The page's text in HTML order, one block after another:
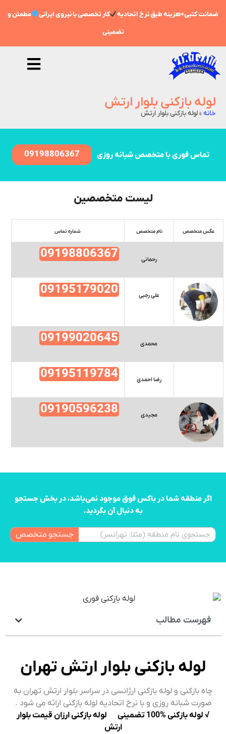
ضمانت کتبی+هزینه طبق نرخ اتحادیه کار تخصصی با نیروی ایرانی مطمئن و
تضمینی
لوله بازکنی بلوار ارتش
خانه»لوله بازکنی بلوار ارتش
تماس فوری با متخصص شبانه روزی 09198806367
لیست متخصصین
عکس متخصص نام متخصص شماره تماس
رحمانی 09198806367
علی رجبی 09195179020
محمدی 09199020645
رضا احمدی 09195119784
مجیدی 09190596238
اگر منطقه شما در باکس فوق موجود نمی‌باشد، در بخش جستجو
به دنبال آن بگردید.
جستجو متخصص
فهرست مطالب
لوله بازکنی بلوار ارتش تهران
چاه بازکنی و لوله بازکنی ارژانسی در سراسر بلوار ارتش تهران به
صورت شبانه روزی و با نرخ اتحادیه لوله بازکنی ارائه می شود .
√ لوله بازکنی %100 تضمینی لوله بازکنی ارزان قیمت بلوار
ارتش